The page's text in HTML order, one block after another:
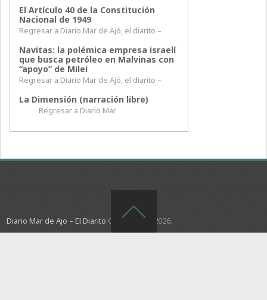
El Artículo 40 de la Constitución
Nacional de 1949
Regresar a Diario Mar de Ajó, el diarito –
Navitas: la polémica empresa israelí
que busca petróleo en Malvinas con
“apoyo” de Milei
Regresar a Diario Mar de Ajó, el diarito –
La Dimensión (narración libre)
Regresar a Diario Mar
Diario Mar de Ajo – El Diarito Copyright © 2026.